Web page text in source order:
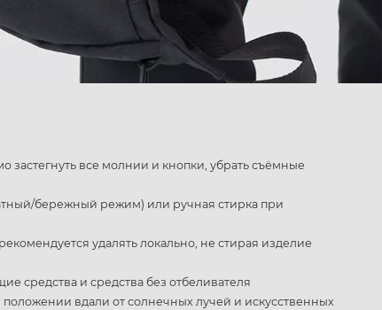
застегнуть все молнии и кнопки, убрать съёмные
бережный режим) или ручная стирка при
удалять локально, не стирая изделие
средства и средства без отбеливателя
вдали от солнечных лучей и искусственных